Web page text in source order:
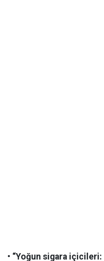
• “Yoğun sigara içicileri: